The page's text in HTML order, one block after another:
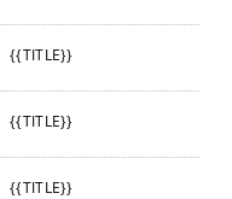
{{TITLE}}
{{TITLE}}
{{TITLE}}